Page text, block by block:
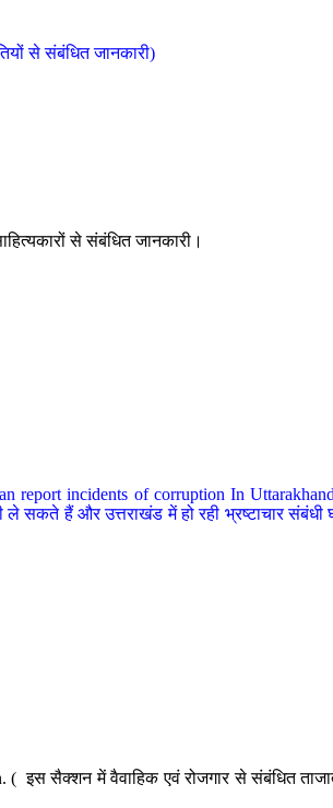
से संबंधित जानकारी)
से संबंधित जानकारी।
incidents of corruption In
सकते हैं और उत्तराखंड में हो रही भ्रष्टाचार
इस सैक्शन में वैवाहिक एवं रोजगार से संबंधित